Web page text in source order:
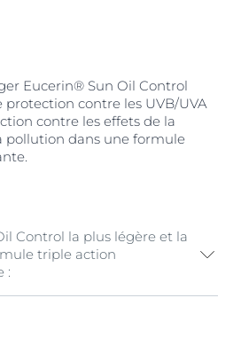
Eucerin® Sun Oil Control
protection contre les UVB/UVA
contre les effets de la
pollution dans une formule
Control la plus légère et la
triple action
: